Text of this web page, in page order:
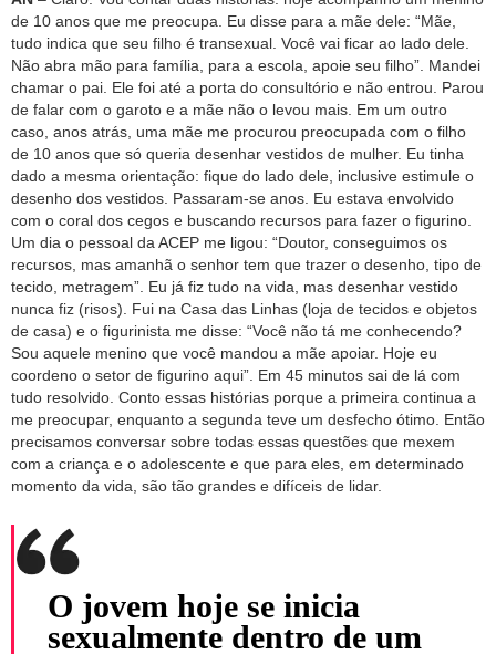
de 10 anos que me preocupa. Eu disse para a mãe dele: “Mãe,
tudo indica que seu filho é transexual. Você vai ficar ao lado dele.
Não abra mão para família, para a escola, apoie seu filho”. Mandei
chamar o pai. Ele foi até a porta do consultório e não entrou. Parou
de falar com o garoto e a mãe não o levou mais. Em um outro
caso, anos atrás, uma mãe me procurou preocupada com o filho
de 10 anos que só queria desenhar vestidos de mulher. Eu tinha
dado a mesma orientação: fique do lado dele, inclusive estimule o
desenho dos vestidos. Passaram-se anos. Eu estava envolvido
com o coral dos cegos e buscando recursos para fazer o figurino.
Um dia o pessoal da ACEP me ligou: “Doutor, conseguimos os
recursos, mas amanhã o senhor tem que trazer o desenho, tipo de
tecido, metragem”. Eu já fiz tudo na vida, mas desenhar vestido
nunca fiz (risos). Fui na Casa das Linhas (loja de tecidos e objetos
de casa) e o figurinista me disse: “Você não tá me conhecendo?
Sou aquele menino que você mandou a mãe apoiar. Hoje eu
coordeno o setor de figurino aqui”. Em 45 minutos sai de lá com
tudo resolvido. Conto essas histórias porque a primeira continua a
me preocupar, enquanto a segunda teve um desfecho ótimo. Então
precisamos conversar sobre todas essas questões que mexem
com a criança e o adolescente e que para eles, em determinado
momento da vida, são tão grandes e difíceis de lidar.
O jovem hoje se inicia
sexualmente dentro de um